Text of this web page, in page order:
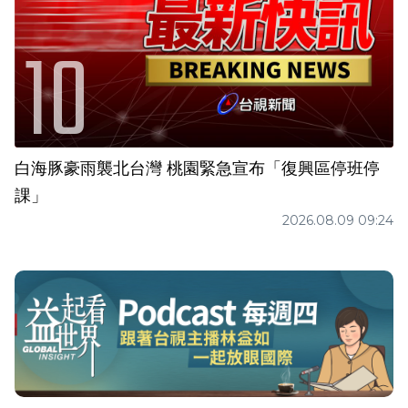
白海豚豪雨襲北台灣 桃園緊急宣布「復興區停班停
課」
2026.08.09 09:24